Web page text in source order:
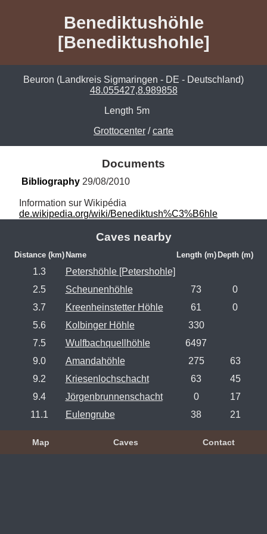
Benediktushöhle
[Benediktushohle]
Beuron (Landkreis Sigmaringen - DE - Deutschland)
48.055427,8.989858
Length 5m
Grottocenter /carte
Documents
Bibliography 29/08/2010
de.wikipedia.org/wiki/Benediktush%C3%B6hle
Caves nearby
Distance (km) Name Length (m) Depth (m)
1.3
Petershöhle [Petershohle]
2.5
Scheunenhöhle 73
0
3.7
Kreenheinstetter Höhle 61
0
5.6
Kolbinger Höhle
330
7.5
Wulfbachquellhöhle
6497
9.0
Amandahöhle 275
63
9.2
Kriesenlochschacht 63
45
9.4
Jörgenbrunnenschacht 0
17
11.1
Eulengrube 38 21
Map Caves Contact